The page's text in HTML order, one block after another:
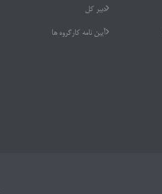
دبیر کل
آیین نامه کارگروه ها